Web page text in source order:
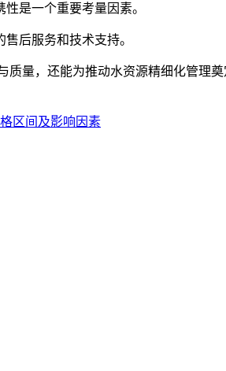
是一个重要考量因素。
后服务和技术支持。
，还能为推动水资源精细化管理
区间及影响因素